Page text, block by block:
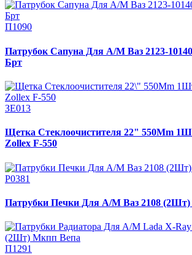
П1090
Патрубок Сапуна Для А/М Ваз 2123-
Брт
ЗЕ013
Щетка Стеклоочистителя 22" 550Mm
Zollex F-550
Р0381
Патрубки Печки Для А/М Ваз 2108 (2Шт)
П1291